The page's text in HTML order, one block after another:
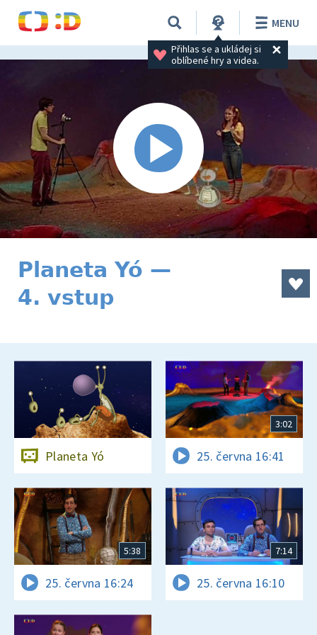
Přihlas se a ukládej si
oblíbené hry a videa.
MENU
Planeta Yó —
4. vstup
Planeta Yó
3:02
25. června 16:41
5:38
25. června 16:24
7:14
25. června 16:10